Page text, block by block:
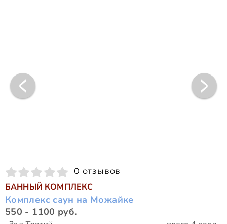
0 отзывов
БАННЫЙ КОМПЛЕКС
Комплекс саун на Можайке
550 - 1100 руб.